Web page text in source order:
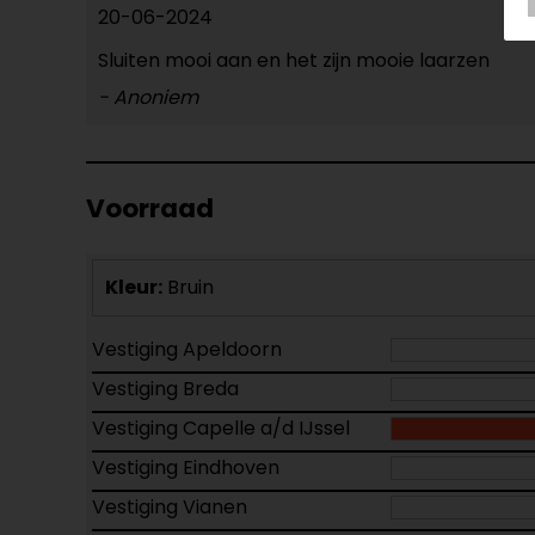
20-06-2024
Sluiten mooi aan en het zijn mooie laarzen
- Anoniem
Voorraad
Kleur: Bruin
Vestiging Apeldoorn
Vestiging Breda
Vestiging Capelle a/d IJssel
Vestiging Eindhoven
Vestiging Vianen